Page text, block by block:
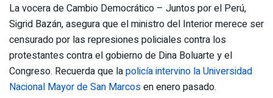
La vocera de Cambio Democrático – Juntos por el Perú,
Sigrid Bazán, asegura que el ministro del Interior merece ser
censurado por las represiones policiales contra los
protestantes contra el gobierno de Dina Boluarte y el
Congreso. Recuerda que lapolicía intervino la Universidad
Nacional Mayor de San Marcosen enero pasado.